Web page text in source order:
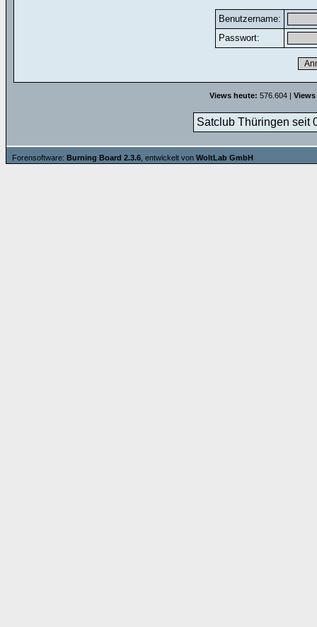
Benutzername:
Passwort:
Views heute: 576.604 |
Satclub Thüringen seit
Forensoftware: Burning Board 2.3.6 , entwickelt von WoltLab GmbH